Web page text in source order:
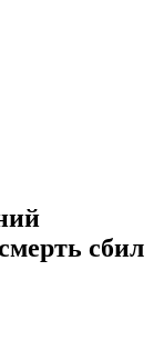
сбил